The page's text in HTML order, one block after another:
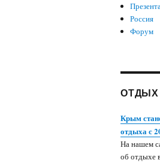
Россия
Форум
ОТДЫХ
Крым
отдыха с
На нашем
об отдыхе